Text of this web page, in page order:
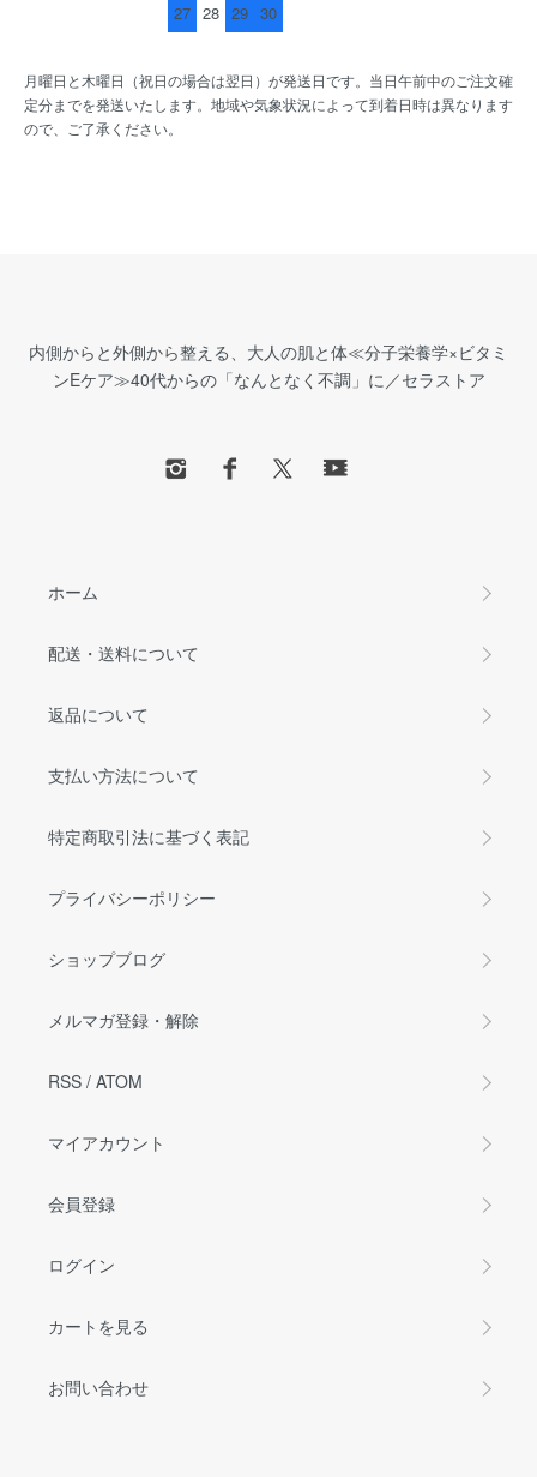
27 28 29 30
月曜日と木曜日（祝日の場合は翌日）が発送日です。当日午前中のご注文確
定分までを発送いたします。地域や気象状況によって到着日時は異なります
ので、ご了承ください。
内側からと外側から整える、大人の肌と体≪分子栄養学×ビタミ
ンEケア≫40代からの「なんとなく不調」に／セラストア
ホーム
配送・送料について
返品について
支払い方法について
特定商取引法に基づく表記
プライバシーポリシー
ショップブログ
メルマガ登録・解除
RSS / ATOM
マイアカウント
会員登録
ログイン
カートを見る
お問い合わせ